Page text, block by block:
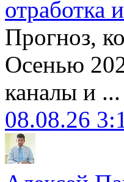
отработка
Прогноз,
Осенью
каналы и ...
08.08.26